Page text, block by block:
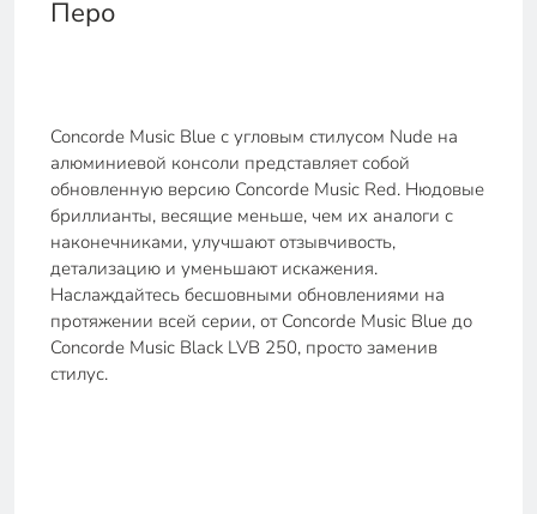
Перо
Concorde Music Blue с угловым стилусом Nude на
алюминиевой консоли представляет собой
обновленную версию Concorde Music Red. Нюдовые
бриллианты, весящие меньше, чем их аналоги с
наконечниками, улучшают отзывчивость,
детализацию и уменьшают искажения.
Наслаждайтесь бесшовными обновлениями на
протяжении всей серии, от Concorde Music Blue до
Concorde Music Black LVB 250, просто заменив
стилус.